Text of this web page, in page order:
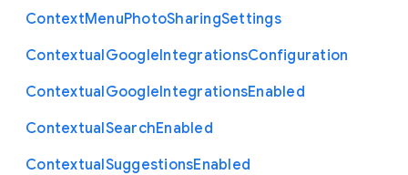
ContextMenuPhotoSharingSettings
ContextualGoogleIntegrationsConfiguration
ContextualGoogleIntegrationsEnabled
ContextualSearchEnabled
ContextualSuggestionsEnabled